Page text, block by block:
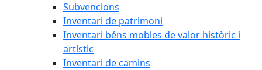
Subvencions
Inventari de patrimoni
Inventari béns mobles de valor històric i
artístic
Inventari de camins